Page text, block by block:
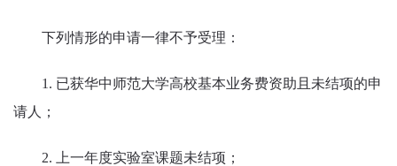
下列情形的申请一律不予受理：
1. 已获华中师范大学高校基本业务费资助且未结项的申
请人；
2. 上一年度实验室课题未结项；